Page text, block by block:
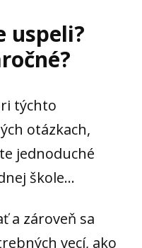
uspeli?
týchto
otázkach,
jednoduché
škole...
a zároveň sa
vecí, ako